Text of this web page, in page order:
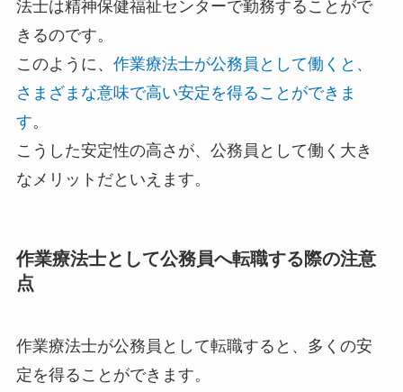
法士は精神保健福祉センターで勤務することがで
きるのです。
このように、 作業療法士が公務員として働くと、
さまざまな意味で高い安定を得ることができま
す。
こうした安定性の高さが、公務員として働く大き
なメリットだといえます。
作業療法士として公務員へ転職する際の注意
点
作業療法士が公務員として転職すると、多くの安
定を得ることができます。